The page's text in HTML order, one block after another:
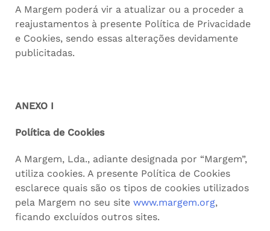
A Margem poderá vir a atualizar ou a proceder a
reajustamentos à presente Política de Privacidade
e Cookies, sendo essas alterações devidamente
publicitadas.
ANEXO I
Política de Cookies
A Margem, Lda., adiante designada por “Margem”,
utiliza cookies. A presente Política de Cookies
esclarece quais são os tipos de cookies utilizados
pela Margem no seu site www.margem.org,
ficando excluídos outros sites.